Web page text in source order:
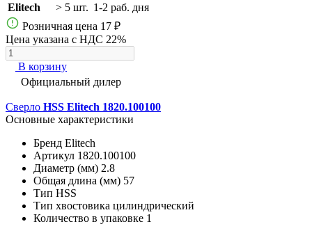
Elitech
> 5 шт. 1-2 раб. дня
Розничная цена 17 ₽
Цена указана с НДС 22%
В корзину
Официальный дилер
Сверло HSS Elitech 1820.100100
Основные характеристики
Бренд Elitech
Артикул 1820.100100
Диаметр (мм) 2.8
Общая длина (мм) 57
Тип HSS
Тип хвостовика цилиндрический
Количество в упаковке 1